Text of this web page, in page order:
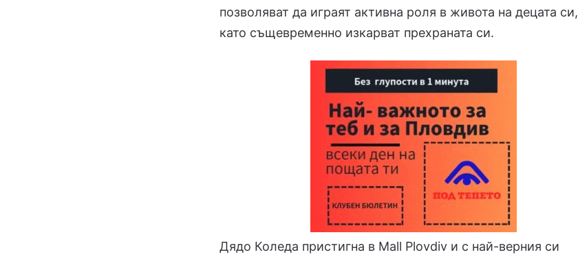
позволяват да играят активна роля в живота на децата си,
като същевременно изкарват прехраната си.
Дядо Коледа пристигна в Mall Plovdiv и с най-верния си